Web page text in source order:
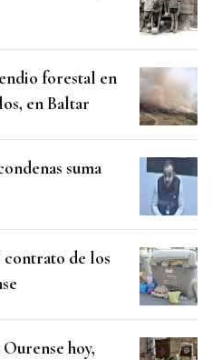
forestal en
en Baltar
suma
de los
hoy,